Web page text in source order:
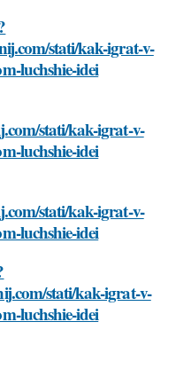
stati/kak-igrat-v-
luchshie-idei
stati/kak-igrat-v-
luchshie-idei
stati/kak-igrat-v-
luchshie-idei
stati/kak-igrat-v-
luchshie-idei